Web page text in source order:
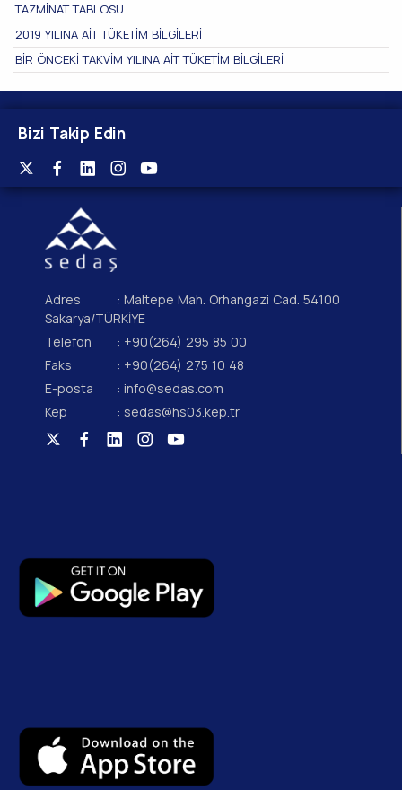
TAZMİNAT TABLOSU
2019 YILINA AİT TÜKETİM BİLGİLERİ
BİR ÖNCEKİ TAKVİM YILINA AİT TÜKETİM BİLGİLERİ
Bizi Takip Edin
Adres
: Maltepe Mah. Orhangazi Cad. 54100
Sakarya/TÜRKİYE
Telefon
: +90(264) 295 85 00
Faks
: +90(264) 275 10 48
E-posta
: info@sedas.com
Kep
: sedas@hs03.kep.tr